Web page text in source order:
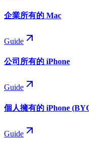
企業所有的 Mac
Guide
公司所有的 iPhone
Guide
個人擁有的 iPhone
Guide